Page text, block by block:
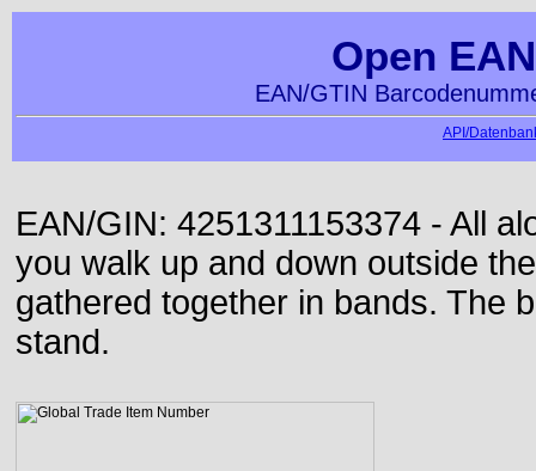
Open
EAN/GTIN
API/
EAN/GIN: 4251311153374 - All
you walk up and down outside
gathered together in bands. The
stand.